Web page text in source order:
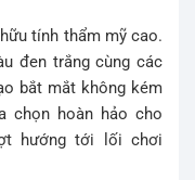
tính thẩm mỹ cao.
đen trắng cùng các
bắt mắt không kém
chọn hoàn hảo cho
hướng tới lối chơi